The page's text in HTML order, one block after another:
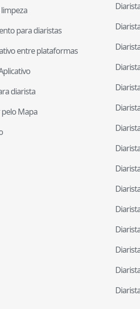
para diaristas
entre plataformas
diarista
Mapa